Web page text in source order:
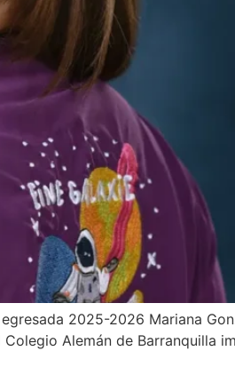
2025-2026 Mariana
Alemán de Barranquilla